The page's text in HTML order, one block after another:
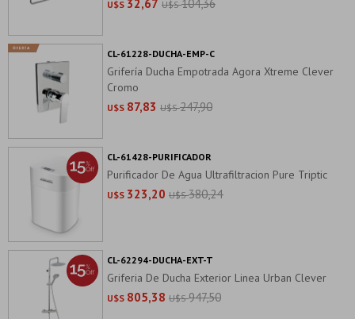
U$S 32,67 U$S 104,36
Grifería Ducha Empotrada Agora Xtreme Clever
Cromo
U$S 87,83 U$S 247,90
CL-61228-DUCHA-EMP-C
Purificador De Agua Ultrafiltracion Pure Triptic
U$S 323,20 U$S 380,24
CL-61428-PURIFICADOR
Griferia De Ducha Exterior Linea Urban Clever
U$S 805,38 U$S 947,50
CL-62294-DUCHA-EXT-T